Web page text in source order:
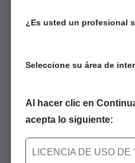
¿Es usted un profesional
Seleccione su área de
Al hacer clic en
acepta lo siguiente:
LICENCIA DE USO